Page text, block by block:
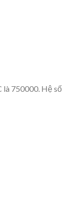
là 750000. Hệ số